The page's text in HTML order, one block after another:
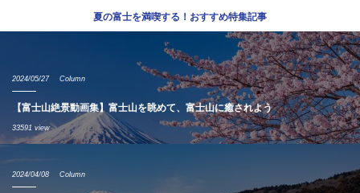
夏の富士を満喫する！おすすめ特集記事
2024/05/27 Column
【富士山絶景動画集】富士山を眺めて、富士山に癒されよう
33591 view
2024/04/08 Column